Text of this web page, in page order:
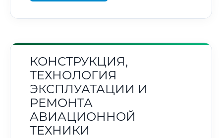
КОНСТРУКЦИЯ,
ТЕХНОЛОГИЯ
ЭКСПЛУАТАЦИИ И
РЕМОНТА
АВИАЦИОННОЙ
ТЕХНИКИ